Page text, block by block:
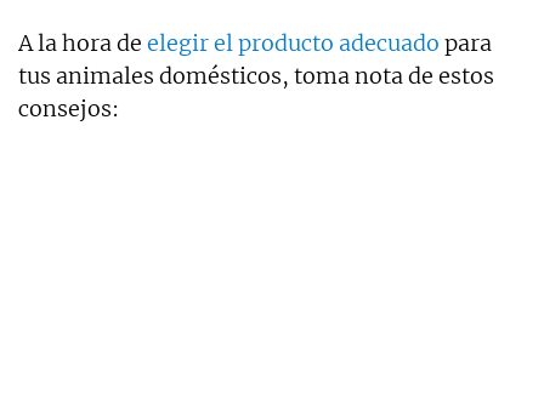
A la hora de elegir el producto adecuado para
tus animales domésticos, toma nota de estos
consejos: